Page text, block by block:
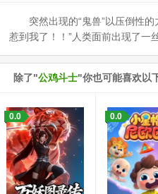
突然出现的“鬼兽”以压倒性的
惹到我了！！”人类面前出现了一
除了"公鸡斗士"你也可能喜欢以
0.0 0.0